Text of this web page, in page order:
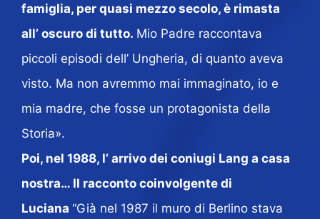
famiglia, per quasi mezzo secolo, è rimasta
all’ oscuro di tutto. Mio Padre raccontava
piccoli episodi dell’ Ungheria, di quanto aveva
visto. Ma non avremmo mai immaginato, io e
mia madre, che fosse un protagonista della
Storia».
Poi, nel 1988, l’ arrivo dei coniugi Lang a casa
nostra… Il racconto coinvolgente di
Luciana “Già nel 1987 il muro di Berlino stava